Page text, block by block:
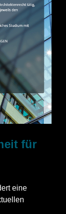
für
eine